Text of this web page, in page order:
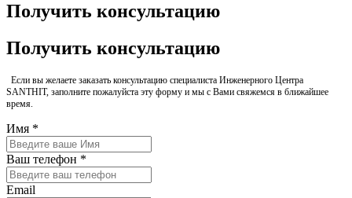
Получить консультацию
Получить консультацию
Если вы желаете заказать консультацию специалиста Инженерного Центра
SANTHIT, заполните пожалуйста эту форму и мы с Вами свяжемся в ближайшее
время.
Имя *
Ваш телефон *
Email